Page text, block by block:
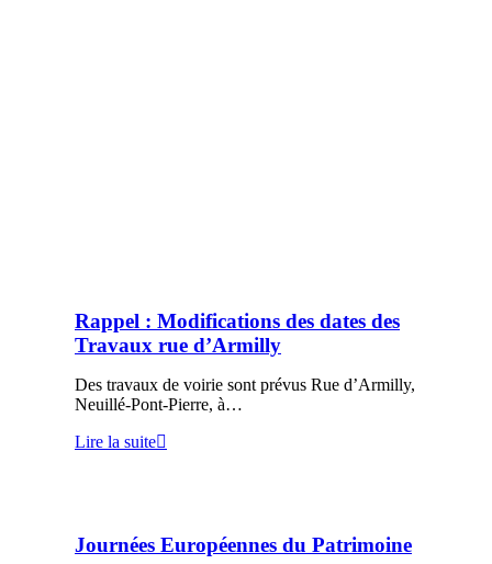
Rappel : Modifications des dates des
Travaux rue d’Armilly
Des travaux de voirie sont prévus Rue d’Armilly,
Neuillé-Pont-Pierre, à…
Lire la suite
Journées Européennes du Patrimoine